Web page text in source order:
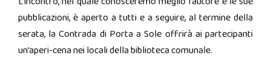
pubblicazioni, è aperto a tutti e a seguire, al termine della
serata, la Contrada di Porta a Sole offrirà ai partecipanti
un’aperi-cena nei locali della biblioteca comunale.